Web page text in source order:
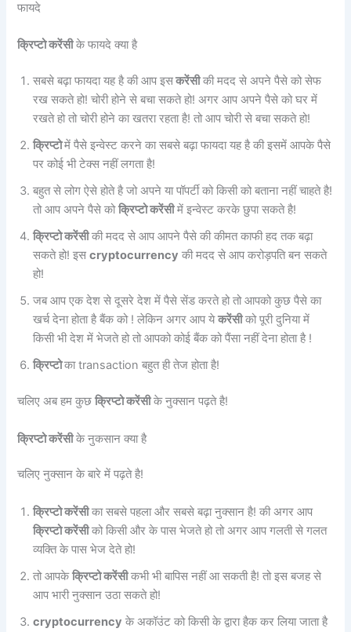
फायदे
क्रिप्टो करेंसीके फायदे क्या है
सबसे बढ़ा फायदा यह है की आप इसकरेंसीकी मदद से अपने पैसे को सेफ
रख सकते हो! चोरी होने से बचा सकते हो! अगर आप अपने पैसे को घर में
रखते हो तो चोरी होने का खतरा रहता है! तो आप चोरी से बचा सकते हो!
क्रिप्टोमें पैसे इन्वेस्ट करने का सबसे बढ़ा फायदा यह है की इसमें आपके पैसे
पर कोई भी टेक्स नहीं लगता है!
बहुत से लोग ऐसे होते है जो अपने या पॉपर्टी को किसी को बताना नहीं चाहते है!
तो आप अपने पैसे कोक्रिप्टो करेंसीमें इन्वेस्ट करके छुपा सकते है!
क्रिप्टो करेंसीकी मदद से आप आपने पैसे की कीमत काफी हद तक बढ़ा
सकते हो! इसcryptocurrency की मदद से आप करोड़पति बन सकते
हो!
जब आप एक देश से दूसरे देश में पैसे सेंड करते हो तो आपको कुछ पैसे का
खर्च देना होता है बैंक को ! लेकिन अगर आप येकरेंसीको पूरी दुनिया में
किसी भी देश में भेजते हो तो आपको कोई बैंक को पैंसा नहीं देना होता है !
क्रिप्टोका transaction बहुत ही तेज होता है!
चलिए अब हम कुछक्रिप्टो करेंसीके नुक्सान पढ़ते है!
क्रिप्टो करेंसीके नुकसान क्या है
चलिए नुक्सान के बारे में पढ़ते है!
क्रिप्टो करेंसीका सबसे पहला और सबसे बढ़ा नुक्सान है! की अगर आप
क्रिप्टो करेंसीको किसी और के पास भेजते हो तो अगर आप गलती से गलत
व्यक्ति के पास भेज देते हो!
तो आपकेक्रिप्टो करेंसीकभी भी बापिस नहीं आ सकती है! तो इस बजह से
आप भारी नुक्सान उठा सकते हो!
cryptocurrency के अकॉउंट को किसी के द्वारा हैक कर लिया जाता है